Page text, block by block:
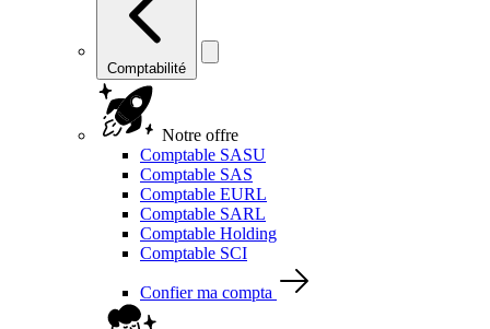
Comptabilité
Notre offre
Comptable SASU
Comptable SAS
Comptable EURL
Comptable SARL
Comptable Holding
Comptable SCI
Confier ma compta